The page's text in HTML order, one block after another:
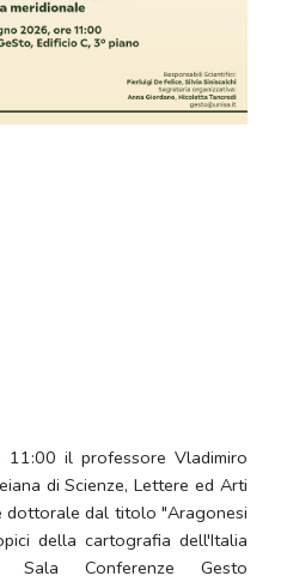
il professore Vladimiro
di Scienze, Lettere ed Arti
dottorale dal titolo "Aragonesi
della cartografia dell'Italia
Sala Conferenze Gesto